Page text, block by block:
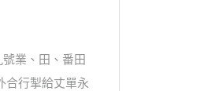
業、田、番田
合行掣給丈單永